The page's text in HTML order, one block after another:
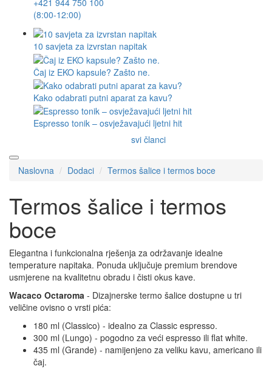
(8:00-12:00)
10 savjeta za izvrstan napitak
Čaj iz EKO kapsule? Zašto ne.
Kako odabrati putni aparat za kavu?
Espresso tonik – osvježavajući ljetni hit
svi članci
Naslovna Dodaci Termos šalice i termos boce
Termos šalice i termos
boce
Elegantna i funkcionalna rješenja za održavanje idealne
temperature napitaka. Ponuda uključuje premium brendove
usmjerene na kvalitetnu obradu i čisti okus kave.
Wacaco Octaroma - Dizajnerske termo šalice dostupne u tri
veličine ovisno o vrsti pića:
180 ml (Classico) - idealno za Classic espresso.
300 ml (Lungo) - pogodno za veći espresso ili flat white.
435 ml (Grande) - namijenjeno za veliku kavu, americano ili
čaj.